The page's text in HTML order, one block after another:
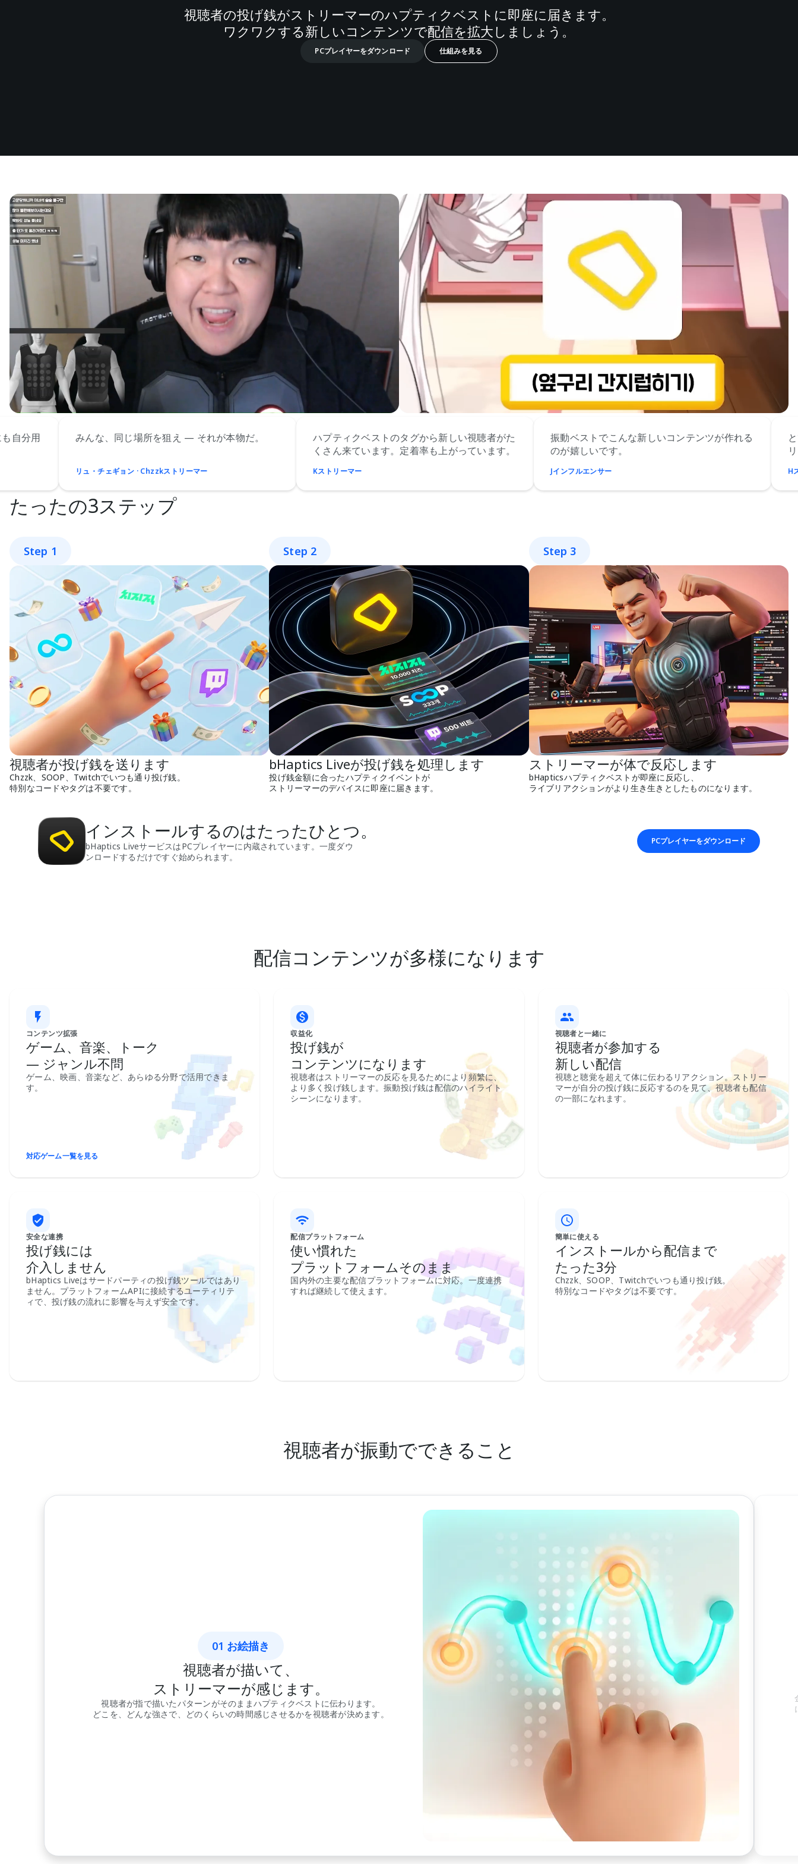
視聴者の投げ銭がストリーマーのハプティクベストに即座に届きます。
ワクワクする新しいコンテンツで配信を拡大しましょう。
PCプレイヤーをダウンロード 仕組みを見る
みんな、同じ場所を狙え — それが本物だ。
リュ・チェギョン · Chzzkストリーマー
ハプティクベストのタグから新しい視聴者がた
くさん来ています。定着率も上がっています。
振動ベストでこんな新しいコンテンツが作れる
のが嬉しいです。
Jインフルエンサー
とても参加型
リーマーの反
たったの3ステップ
Step 1
視聴者が投げ銭を送ります
Chzzk、SOOP、Twitchでいつも通り投げ銭。
特別なコードやタグは不要です。
Step 2
bHaptics Liveが投げ銭を処理します
投げ銭金額に合ったハプティクイベントが
ストリーマーのデバイスに即座に届きます。
Step 3
ストリーマーが体で反応します
bHapticsハプティクベストが即座に反応し、
ライブリアクションがより生き生きとしたものになります。
インストールするのはたったひとつ。
bHaptics LiveサービスはPCプレイヤーに内蔵されています。一度ダウ
ンロードするだけですぐ始められます。
PCプレイヤーをダウンロード
配信コンテンツが多様になります
コンテンツ拡張
ゲーム、音楽、トーク
— ジャンル不問
ゲーム、映画、音楽など、あらゆる分野で活用できま
す。
対応ゲーム一覧を見る
収益化
投げ銭が
コンテンツになります
視聴者はストリーマーの反応を見るためにより頻繁に、
より多く投げ銭します。振動投げ銭は配信のハイライト
シーンになります。
視聴者と一緒に
視聴者が参加する
新しい配信
視聴と聴覚を超えて体に伝わるリアクション。ストリー
マーが自分の投げ銭に反応するのを見て、視聴者も配信
の一部になれます。
安全な連携
投げ銭には
介入しません
bHaptics Liveはサードパーティの投げ銭ツールではあり
ません。プラットフォームAPIに接続するユーティリテ
ィで、投げ銭の流れに影響を与えず安全です。
配信プラットフォーム
使い慣れた
プラットフォームそのまま
国内外の主要な配信プラットフォームに対応。一度連携
すれば継続して使えます。
簡単に使える
インストールから配信まで
たった3分
Chzzk、SOOP、Twitchでいつも通り投げ銭。
特別なコードやタグは不要です。
視聴者が振動でできること
01 お絵描き
視聴者が描いて、
ストリーマーが感じます。
視聴者が指で描いたパターンがそのままハプティクベストに伝わります。
どこを、どんな強さで、どのくらいの時間感じさせるかを視聴者が決めます。